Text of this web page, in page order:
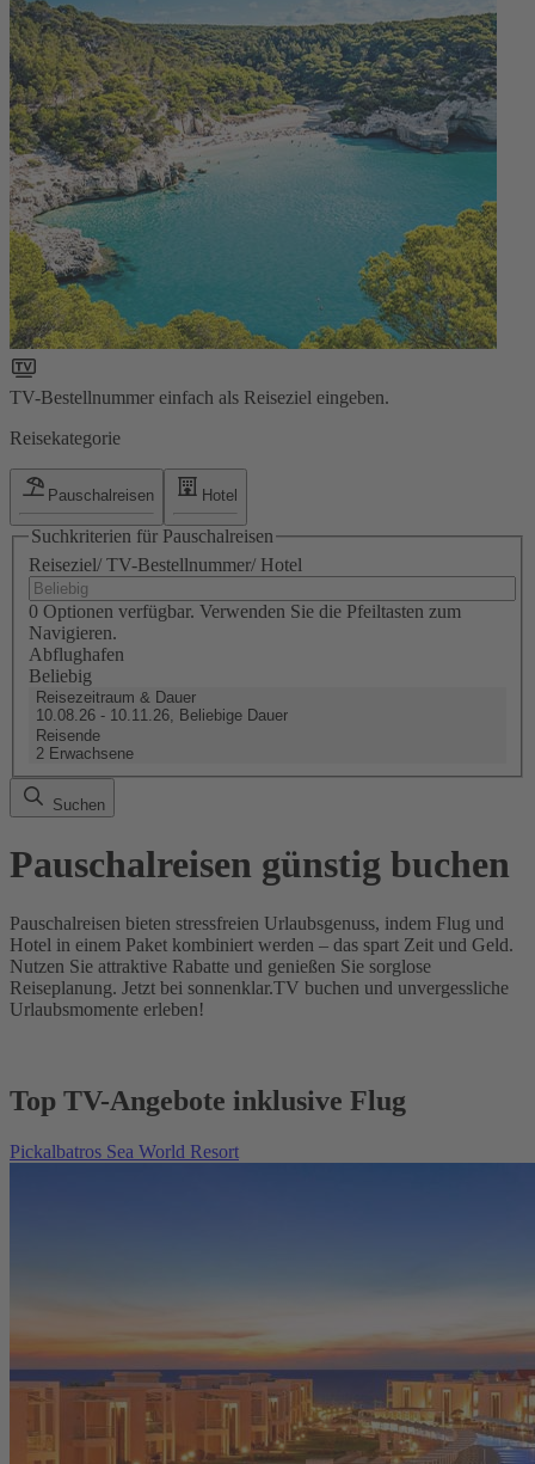
TV-Bestellnummer einfach als Reiseziel eingeben.
Reisekategorie
Pauschalreisen Hotel
Suchkriterien für Pauschalreisen
Reiseziel/ TV-Bestellnummer/ Hotel
0 Optionen verfügbar. Verwenden Sie die Pfeiltasten zum
Navigieren.
Abflughafen
Beliebig
Reisezeitraum & Dauer
10.08.26 - 10.11.26, Beliebige Dauer
Reisende
2 Erwachsene
Suchen
Pauschalreisen günstig buchen
Pauschalreisen bieten stressfreien Urlaubsgenuss, indem Flug und
Hotel in einem Paket kombiniert werden – das spart Zeit und Geld.
Nutzen Sie attraktive Rabatte und genießen Sie sorglose
Reiseplanung. Jetzt bei sonnenklar.TV buchen und unvergessliche
Urlaubsmomente erleben!
Top TV-Angebote inklusive Flug
Pickalbatros Sea World Resort